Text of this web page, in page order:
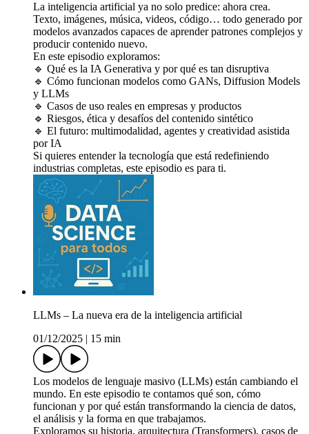
La inteligencia artificial ya no solo predice: ahora crea.
Texto, imágenes, música, videos, código… todo generado por
modelos avanzados capaces de aprender patrones complejos y
producir contenido nuevo.
En este episodio exploramos:
🔹 Qué es la IA Generativa y por qué es tan disruptiva
🔹 Cómo funcionan modelos como GANs, Diffusion Models
y LLMs
🔹 Casos de uso reales en empresas y productos
🔹 Riesgos, ética y desafíos del contenido sintético
🔹 El futuro: multimodalidad, agentes y creatividad asistida
por IA
Si quieres entender la tecnología que está redefiniendo
industrias completas, este episodio es para ti.
LLMs – La nueva era de la inteligencia artificial
01/12/2025
15 min
Los modelos de lenguaje masivo (LLMs) están cambiando el
mundo. En este episodio te contamos qué son, cómo
funcionan y por qué están transformando la ciencia de datos,
el análisis y la forma en que trabajamos.
Exploramos su historia, arquitectura (Transformers), casos de